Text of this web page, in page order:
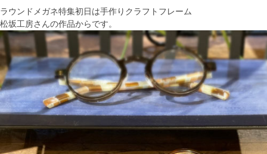
ラウンドメガネ特集初日は手作りクラフトフレーム
松坂工房さんの作品からです。